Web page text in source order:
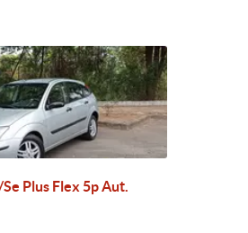
Plus Flex 5p Aut.